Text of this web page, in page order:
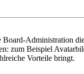
Administration
zum Beispiel
Vorteile bringt.